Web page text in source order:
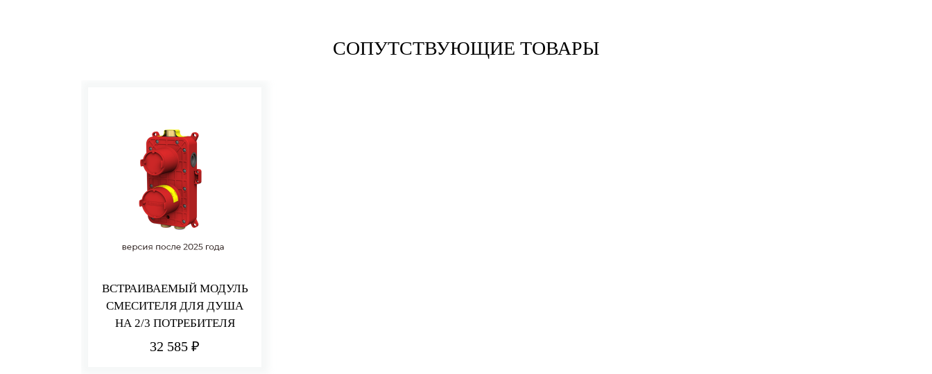
СОПУТСТВУЮЩИЕ ТОВАРЫ
ВСТРАИВАЕМЫЙ МОДУЛЬ
СМЕСИТЕЛЯ ДЛЯ ДУША
НА 2/3 ПОТРЕБИТЕЛЯ
32 585 ₽